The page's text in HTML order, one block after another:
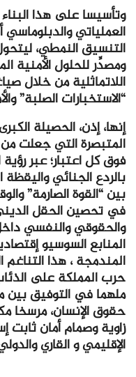
وتأسيسا على هذا
العملياتي
التنسيق النمطي،
ومصدِّر للحلول الأمنية
اللاتماثلية من خلال
“الاستخبارات الصلبة”
إنها، إذن، الحصيلة
المتبصرة التي جعلت من
فوق كل اعتبار؛ عبر
بالردع الجنائي
بين “القوة الصارمة”
في تحصين الحقل الديني
والحقوقي والنفسي
المنابع السوسيو
المندمجة ، هذا
حرب المملكة على
ملهما في التوفيق بين
حقوق الإنسان، مرسخا
زاوية وصمام أمان ثابت
الإقليمي و القاري